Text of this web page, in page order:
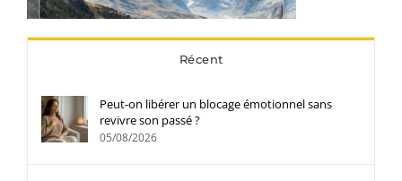
Récent
Peut-on libérer un blocage émotionnel sans
revivre son passé ?
05/08/2026